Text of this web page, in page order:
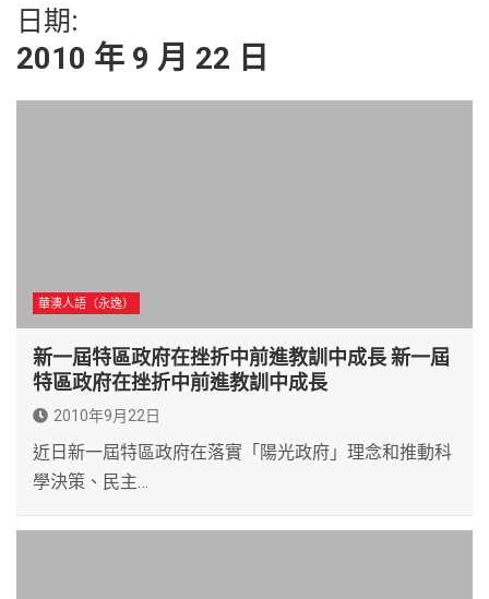
日期:
2010 年 9 月 22 日
華澳人語（永逸）
新一屆特區政府在挫折中前進教訓中成長 新一屆
特區政府在挫折中前進教訓中成長
2010年9月22日
近日新一屆特區政府在落實「陽光政府」理念和推動科
學決策、民主…